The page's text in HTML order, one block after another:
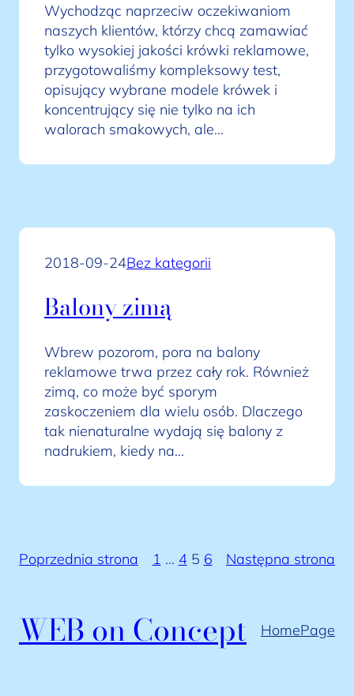
Wychodząc naprzeciw oczekiwaniom
naszych klientów, którzy chcą zamawiać
tylko wysokiej jakości krówki reklamowe,
przygotowaliśmy kompleksowy test,
opisujący wybrane modele krówek i
koncentrujący się nie tylko na ich
walorach smakowych, ale…
2018-09-24Bez kategorii
Balony zimą
Wbrew pozorom, pora na balony
reklamowe trwa przez cały rok. Również
zimą, co może być sporym
zaskoczeniem dla wielu osób. Dlaczego
tak nienaturalne wydają się balony z
nadrukiem, kiedy na…
Poprzednia strona 1 … 4 5 6 Następna strona
WEB on Concept HomePage